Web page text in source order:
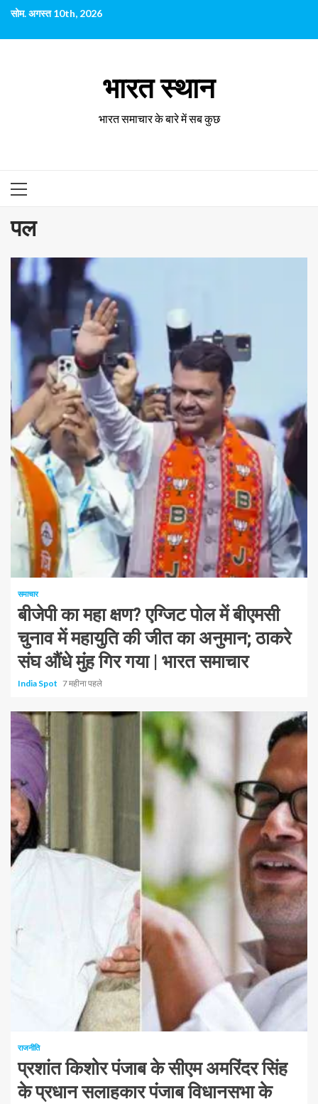
छोड़कर
पर
सोम. अगस्त 10th, 2026
भारत स्थान
भारत समाचार के बारे में सब कुछ
प्राथमिक
पल
1 न्यूनतम पढ़ा
समाचार
बीजेपी का महा क्षण? एग्जिट पोल में बीएमसी
चुनाव में महायुति की जीत का अनुमान; ठाकरे
संघ औंधे मुंह गिर गया | भारत समाचार
India Spot 7 महीना पहले
राजनीति
प्रशांत किशोर पंजाब के सीएम अमरिंदर सिंह
के प्रधान सलाहकार पंजाब विधानसभा के